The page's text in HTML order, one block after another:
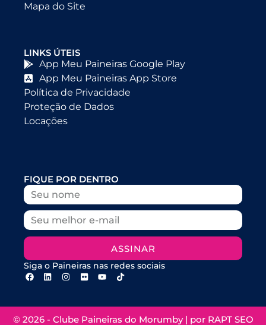
Mapa do Site
LINKS ÚTEIS
App Meu Paineiras Google Play
App Meu Paineiras App Store
Política de Privacidade
Proteção de Dados
Locações
FIQUE POR DENTRO
ASSINAR
Siga o Paineiras nas redes sociais
© 2026 - Clube Paineiras do Morumby | por RAPT SEO